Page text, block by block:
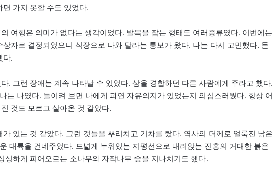
가지 못할 수도 있었다.
여행은 의미가 없다는 생각이었다. 발목을 잡는 형태도 여러종류였다. 이번에는
자로 결정되었으니 식장으로 나와 달라는 통보가 왔다. 나는 다시 고민했다. 돈
다.
. 그런 장애는 계속 나타날 수 있었다. 상을 경합하던 다른 사람에게 주라고 했다.
는 나였다. 돌이켜 보면 나에게 과연 자유의지가 있었는지 의심스러웠다. 항상 어
것도 모르고 살아온 것 같았다.
있는 것 같았다. 그런 것들을 뿌리치고 기차를 탔다. 역사의 더께로 얼룩진 낡은
대륙을 건네주었다. 드넓게 누워있는 지평선으로 내려앉는 진홍의 거대한 붉은
하게 피어오르는 소나무와 자작나무 숲을 지나치기도 했다.